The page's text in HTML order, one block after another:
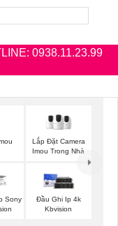
0938.11.23.99
Lắp Đặt Camera
Imou Trong Nhà
Sony
Đầu Ghi Ip 4k
Kbvision